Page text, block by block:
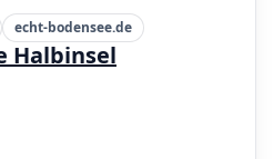
echt-bodensee.de
Halbinsel